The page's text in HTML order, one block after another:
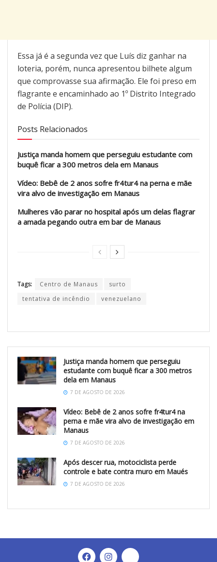
Essa já é a segunda vez que Luís diz ganhar na
loteria, porém, nunca apresentou bilhete algum
que comprovasse sua afirmação. Ele foi preso em
flagrante e encaminhado ao 1º Distrito Integrado
de Polícia (DIP).
Posts Relacionados
Justiça manda homem que perseguiu estudante com
buquê ficar a 300 metros dela em Manaus
Vídeo: Bebê de 2 anos sofre fr4tur4 na perna e mãe
vira alvo de investigação em Manaus
Mulheres vão parar no hospital após um delas flagrar
a amada pegando outra em bar de Manaus
Tags: Centro de Manaus
surto
tentativa de incêndio
venezuelano
Justiça manda homem que perseguiu
estudante com buquê ficar a 300 metros
dela em Manaus
7 DE AGOSTO DE 2026
Vídeo: Bebê de 2 anos sofre fr4tur4 na
perna e mãe vira alvo de investigação em
Manaus
7 DE AGOSTO DE 2026
Após descer rua, motociclista perde
controle e bate contra muro em Maués
7 DE AGOSTO DE 2026